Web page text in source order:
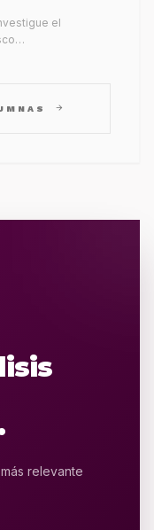
el
arrow_forward
relevante